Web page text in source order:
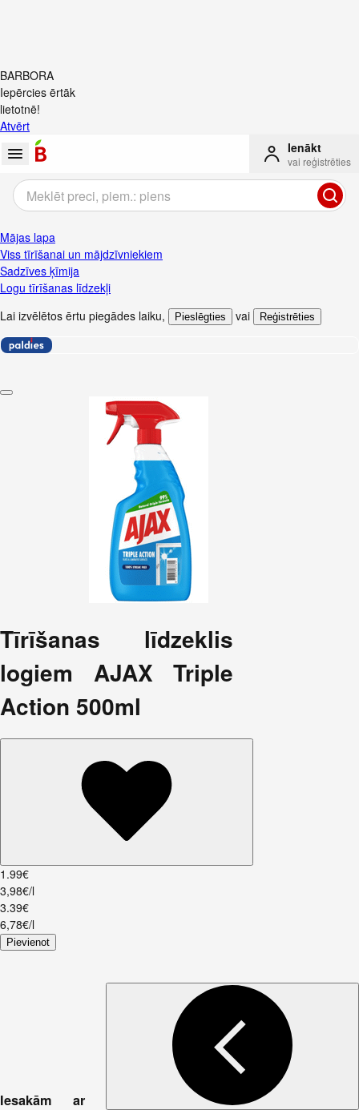
BARBORA
Iepērcies ērtāk
lietotnē!
Atvērt
Ienākt
vai reģistrēties
Mājas lapa
Viss tīrīšanai un mājdzīvniekiem
Sadzīves ķīmija
Logu tīrīšanas līdzekļi
Lai izvēlētos ērtu piegādes laiku, Pieslēgties vai Reģistrēties
Tīrīšanas līdzeklis
logiem AJAX Triple
Action 500ml
1 .99€
3,98€/l
3.39€
6,78€/l
Pievienot
Iesakām ar